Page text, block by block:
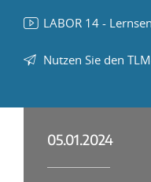
LABOR 14 -
Nutzen Sie den
05.01.2024